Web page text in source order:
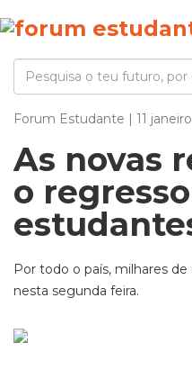
Forum Estudante | 11
As novas
o
Por todo o país, milhares
nesta segunda feira.